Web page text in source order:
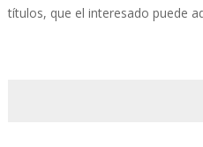
títulos, que el interesado puede